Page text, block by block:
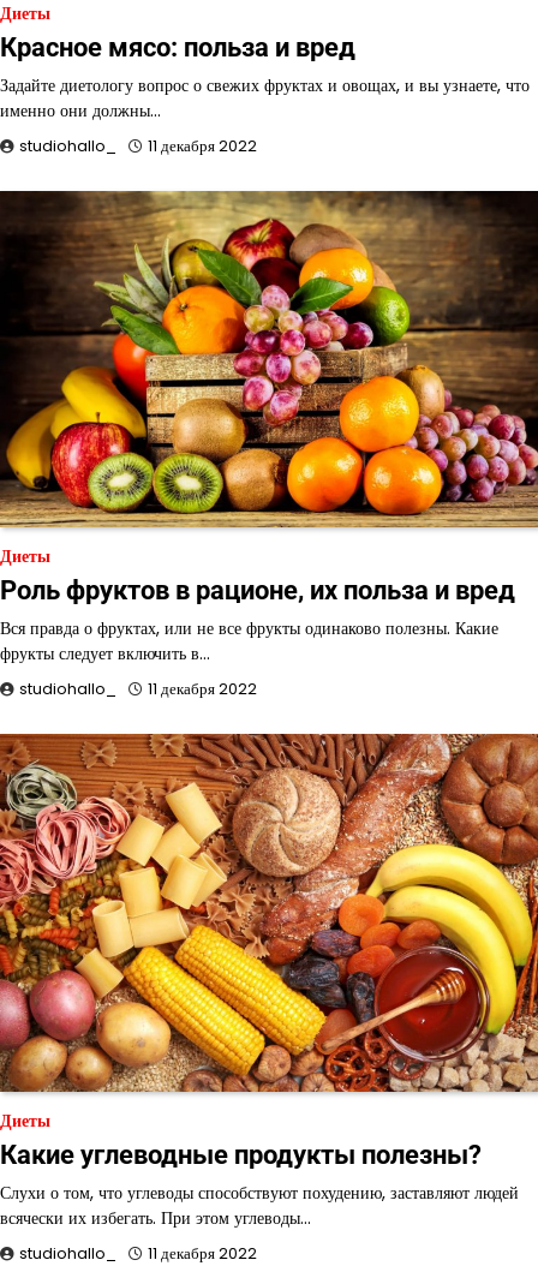
Диеты
Красное мясо: польза и вред
Задайте диетологу вопрос о свежих фруктах и овощах, и вы узнаете, что
именно они должны…
studiohallo_ 11 декабря 2022
Диеты
Роль фруктов в рационе, их польза и вред
Вся правда о фруктах, или не все фрукты одинаково полезны. Какие
фрукты следует включить в…
studiohallo_ 11 декабря 2022
Диеты
Какие углеводные продукты полезны?
Слухи о том, что углеводы способствуют похудению, заставляют людей
всячески их избегать. При этом углеводы…
studiohallo_ 11 декабря 2022